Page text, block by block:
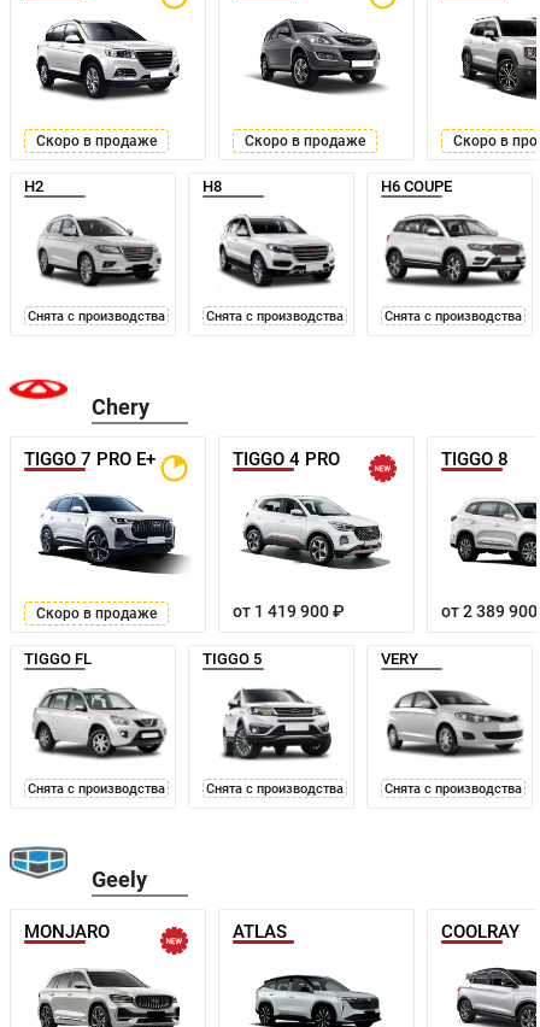
Скоро в продаже Скоро в продаже Скоро в
H2
Снята с производства
H8
Снята с производства
H6 COUPE
Снята с производства
Chery
TIGGO 7 PRO E+
Скоро в продаже
TIGGO 4 PRO
от 1 419 900 ₽
TIGGO 8
от 2 389
TIGGO FL
Снята с производства
TIGGO 5
Снята с производства
VERY
Снята с производства
Geely
MONJARO ATLAS COOLRAY